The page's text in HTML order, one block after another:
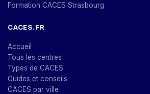
Formation CACES Strasbourg
CACES.FR
Accueil
Tous les centres
Types de CACES
Guides et conseils
CACES par ville